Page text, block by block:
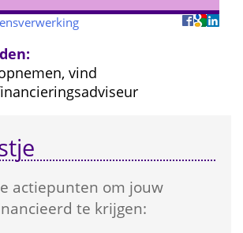
vind
actie­punten om jouw
te krijgen: